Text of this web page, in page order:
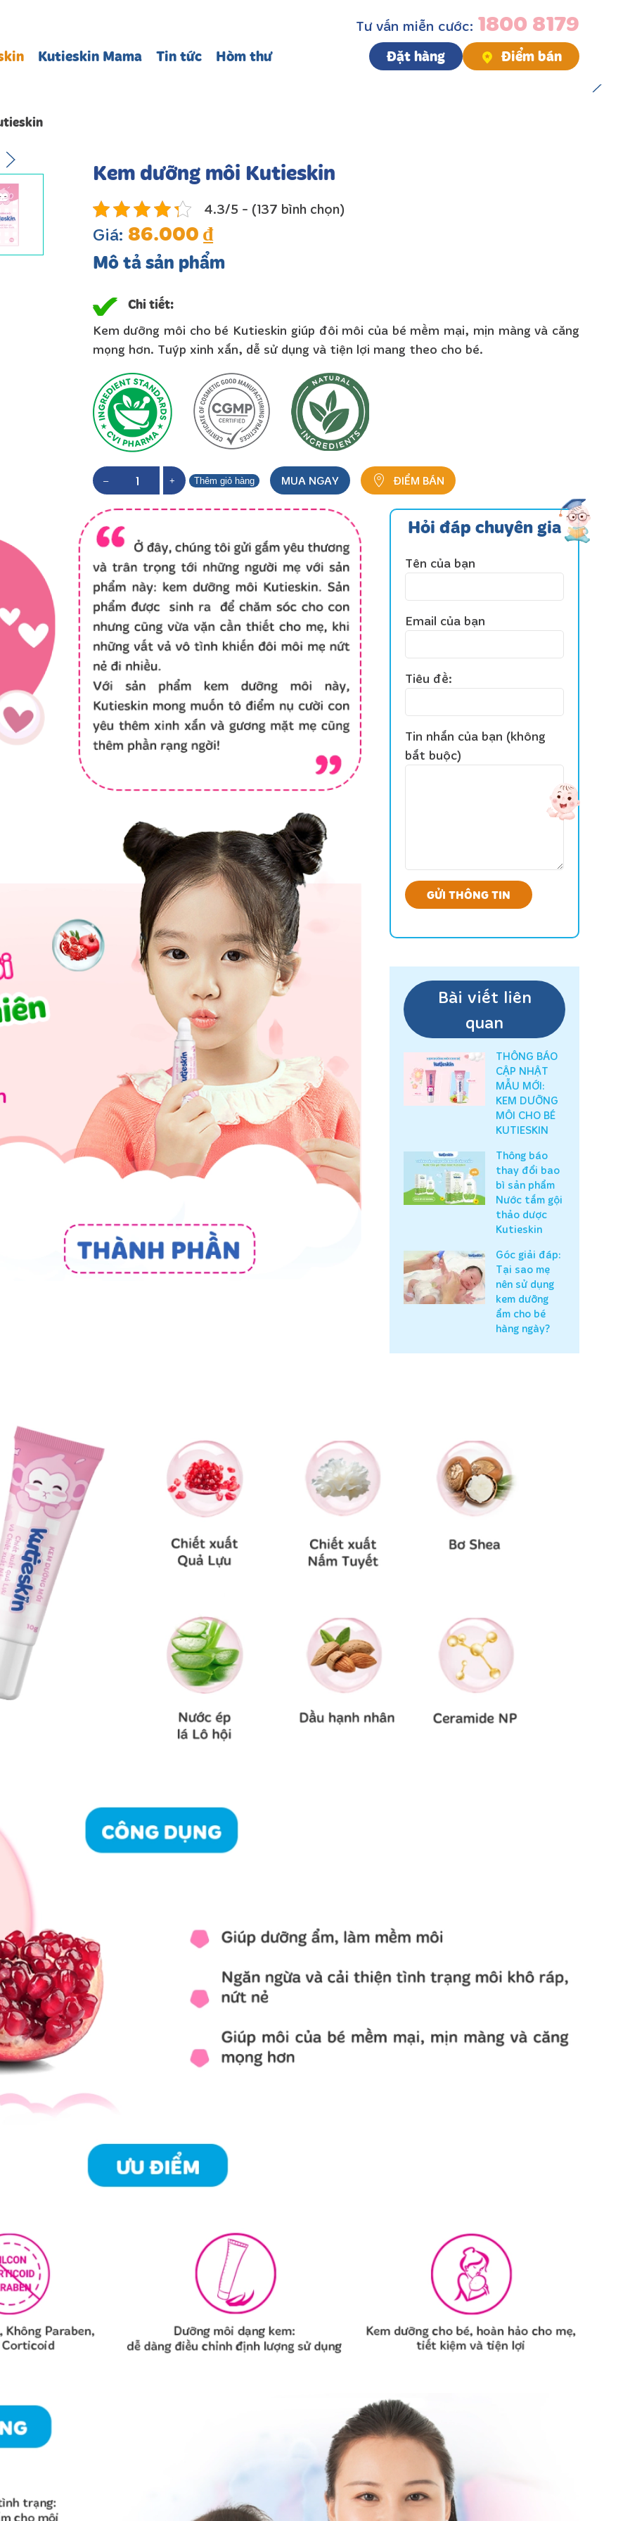
Kutieskin Mama Tin tức Hòm thư Đặt hàng Điểm bán
Tư vấn miễn cước: 1800 8179
Kem dưỡng môi Kutieskin
4.3/5 - (137 bình chọn)
Giá: 86.000₫
Mô tả sản phẩm
Chi tiết:
Kem dưỡng môi cho bé Kutieskin giúp đôi môi của bé mềm mại, mịn màng và căng
mọng hơn. Tuýp xinh xắn, dễ sử dụng và tiện lợi mang theo cho bé.
–
Kem
dưỡng
môi
Kutieskin
số
lượng
+ Thêm giỏ hàng MUA NGAY ĐIỂM BÁN
Hỏi đáp chuyên gia
Tên của bạn
Email của bạn
Tiêu đề:
Tin nhắn của bạn (không
bắt buộc)
Bài viết liên
quan
THÔNG BÁO
CẬP NHẬT
MẪU MỚI:
KEM DƯỠNG
MÔI CHO BÉ
KUTIESKIN
Thông báo
thay đổi bao
bì sản phẩm
Nước tắm gội
thảo dược
Kutieskin
Góc giải đáp:
Tại sao mẹ
nên sử dụng
kem dưỡng
ẩm cho bé
hàng ngày?